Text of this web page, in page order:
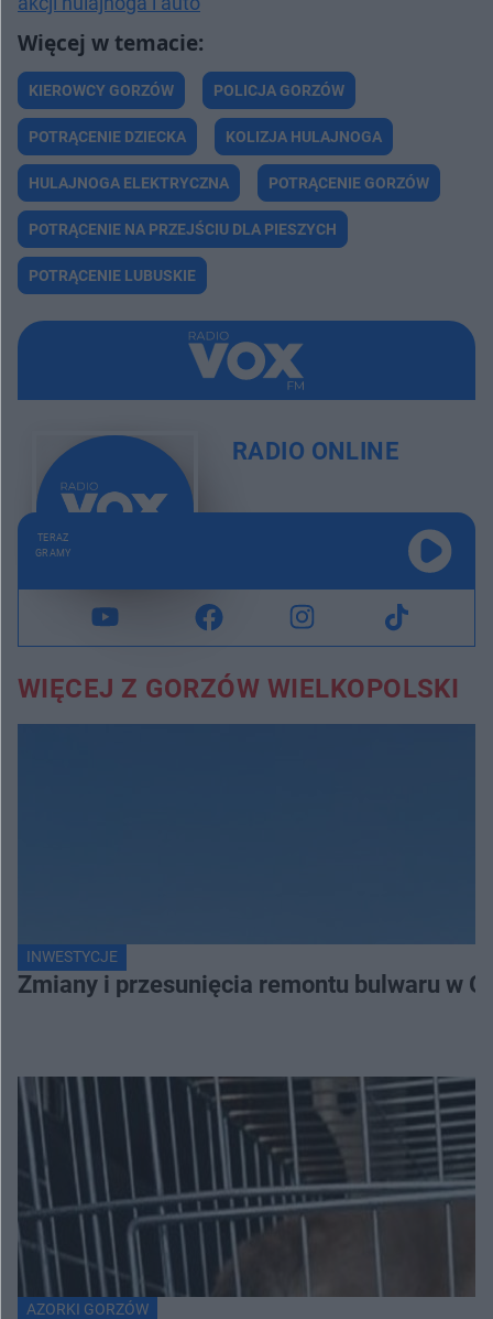
KIEROWCY GORZÓW POLICJA GORZÓW
POTRĄCENIE DZIECKA KOLIZJA HULAJNOGA
HULAJNOGA ELEKTRYCZNA POTRĄCENIE GORZÓW
POTRĄCENIE NA PRZEJŚCIU DLA PIESZYCH
POTRĄCENIE LUBUSKIE
RADIO ONLINE
TERAZ
GRAMY
WIĘCEJ Z GORZÓW WIELKOPOLSKI
INWESTYCJE
Zmiany i przesunięcia remontu bulwaru w
AZORKI GORZÓW